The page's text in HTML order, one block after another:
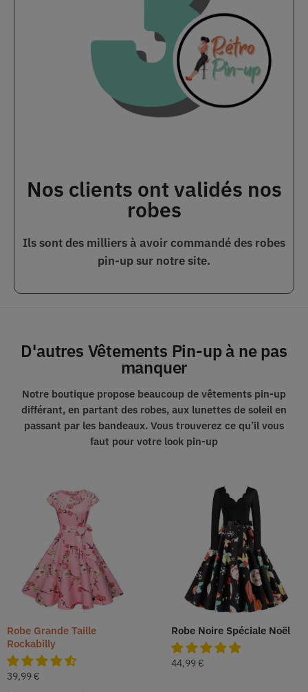
Nos clients ont validés nos
robes
Ils sont des milliers à avoir commandé des robes
pin-up sur notre site.
D'autres Vêtements Pin-up à ne pas
manquer
Notre boutique propose beaucoup de vêtements pin-up
différant, en partant des robes, aux lunettes de soleil en
passant par les bandeaux. Vous trouverez ce qu’il vous
faut pour votre look pin-up
Robe Grande Taille
Rockabilly
39,99 €
Robe Noire Spéciale Noël
44,99 €